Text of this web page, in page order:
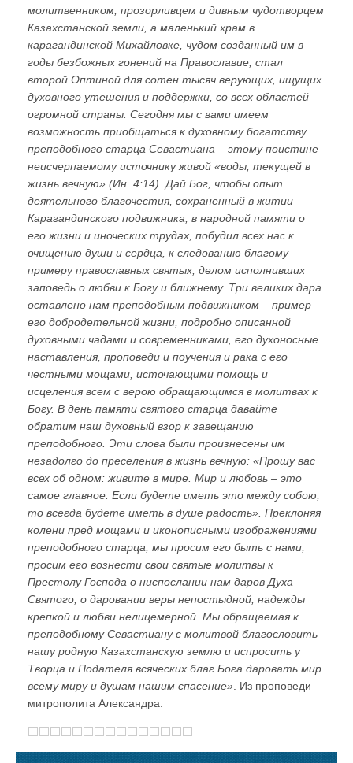
молитвенником, прозорливцем и дивным чудотворцем
Казахстанской земли, а маленький храм в
карагандинской Михайловке, чудом созданный им в
годы безбожных гонений на Православие, стал
второй Оптиной для сотен тысяч верующих, ищущих
духовного утешения и поддержки, со всех областей
огромной страны. Сегодня мы с вами имеем
возможность приобщаться к духовному богатству
преподобного старца Севастиана – этому поистине
неисчерпаемому источнику живой «воды, текущей в
жизнь вечную» (Ин. 4:14). Дай Бог, чтобы опыт
деятельного благочестия, сохраненный в житии
Карагандинского подвижника, в народной памяти о
его жизни и иноческих трудах, побудил всех нас к
очищению души и сердца, к следованию благому
примеру православных святых, делом исполнивших
заповедь о любви к Богу и ближнему. Три великих дара
оставлено нам преподобным подвижником – пример
его добродетельной жизни, подробно описанной
духовными чадами и современниками, его духоносные
наставления, проповеди и поучения и рака с его
честными мощами, источающими помощь и
исцеления всем с верою обращающимся в молитвах к
Богу. В день памяти святого старца давайте
обратим наш духовный взор к завещанию
преподобного. Эти слова были произнесены им
незадолго до преселения в жизнь вечную: «Прошу вас
всех об одном: живите в мире. Мир и любовь – это
самое главное. Если будете иметь это между собою,
то всегда будете иметь в душе радость». Преклоняя
колени пред мощами и иконописными изображениями
преподобного старца, мы просим его быть с нами,
просим его вознести свои святые молитвы к
Престолу Господа о ниспослании нам даров Духа
Святого, о даровании веры непостыдной, надежды
крепкой и любви нелицемерной. Мы обращаемая к
преподобному Севастиану с молитвой благословить
нашу родную Казахстанскую землю и испросить у
Творца и Подателя всяческих благ Бога даровать мир
всему миру и душам нашим спасение» . Из проповеди
митрополита Александра.